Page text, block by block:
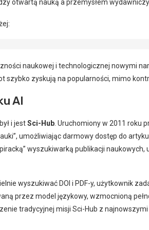
otwartą nauką a przemysłem
naukowej i technologicznej nowymi
szybko zyskują na popularności, mimo
AI
i jestSci-Hub . Uruchomiony w 2011 roku
umożliwiając darmowy dostęp do
wyszukiwarką publikacji naukowych,
wyszukiwać DOI i PDF-y, użytkownik
przez model językowy, wzmocnioną
tradycyjnej misji Sci-Hub z